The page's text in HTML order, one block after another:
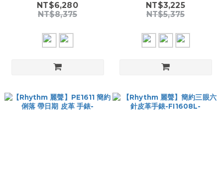
NT$6,280
NT$8,375
NT$3,225
NT$5,375